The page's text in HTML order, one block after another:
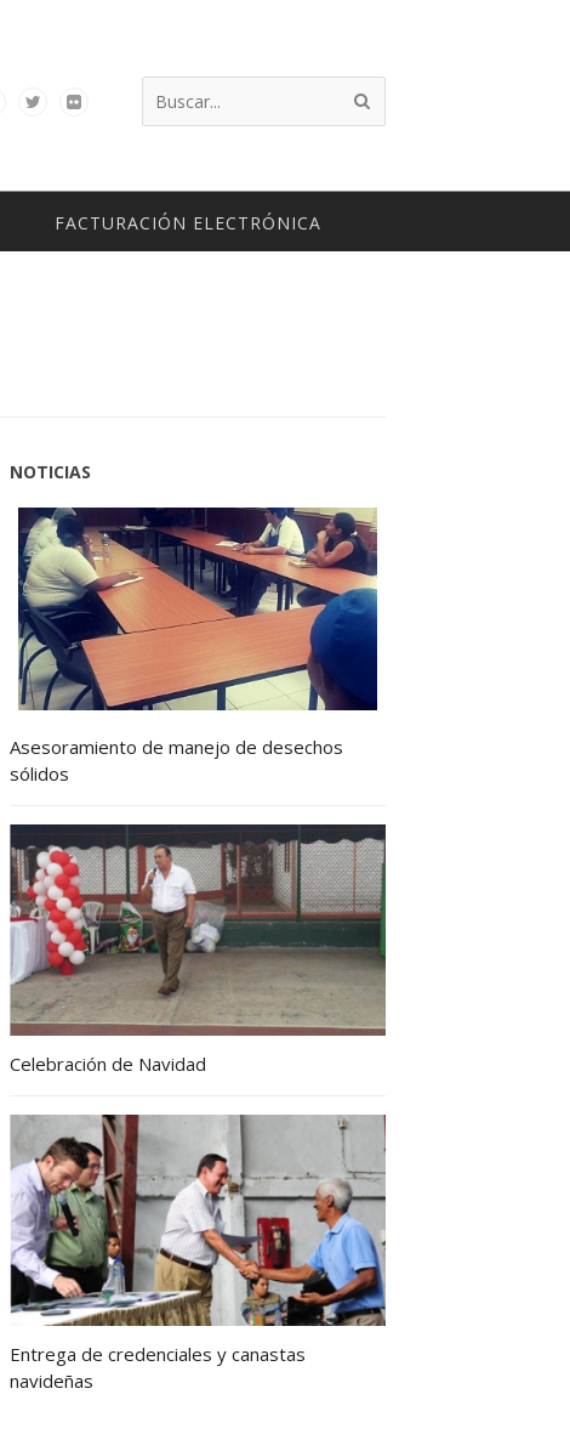
FACTURACIÓN ELECTRÓNICA
NOTICIAS
Asesoramiento de manejo de desechos
sólidos
Celebración de Navidad
Entrega de credenciales y canastas
navideñas